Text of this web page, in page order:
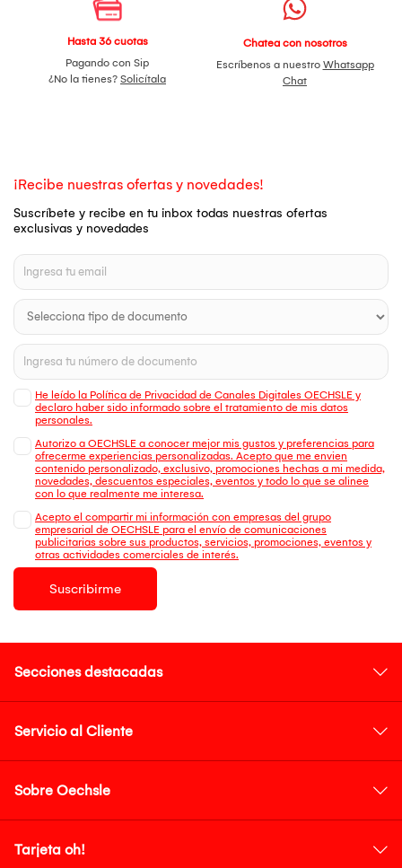
Hasta 36 cuotas
Pagando con Sip
¿No la tienes? Solicítala
Chatea con nosotros
Escríbenos a nuestro Whatsapp
Chat
¡Recibe nuestras ofertas y novedades!
Suscríbete y recibe en tu inbox todas nuestras ofertas
exclusivas y novedades
He leído la Política de Privacidad de Canales Digitales OECHSLE y
declaro haber sido informado sobre el tratamiento de mis datos
personales.
Autorizo a OECHSLE a conocer mejor mis gustos y preferencias para
ofrecerme experiencias personalizadas. Acepto que me envien
contenido personalizado, exclusivo, promociones hechas a mi medida,
novedades, descuentos especiales, eventos y todo lo que se alinee
con lo que realmente me interesa.
Acepto el compartir mi información con empresas del grupo
empresarial de OECHSLE para el envío de comunicaciones
publicitarias sobre sus productos, servicios, promociones, eventos y
otras actividades comerciales de interés.
Suscribirme
Secciones destacadas
Servicio al Cliente
Sobre Oechsle
Tarjeta oh!